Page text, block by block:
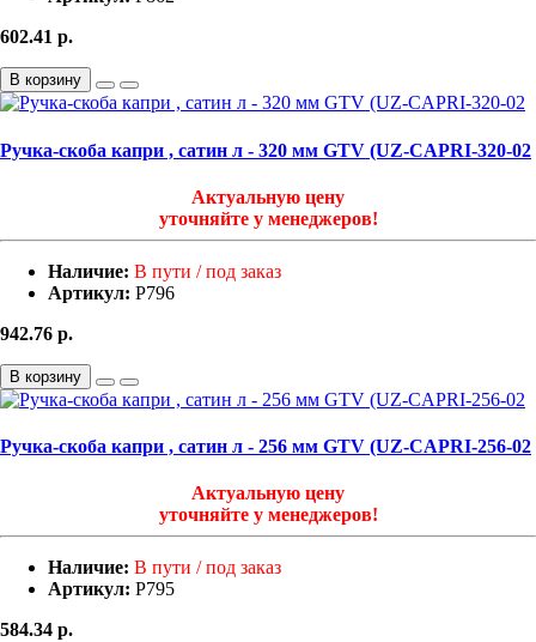
602.41 р.
В корзину
Ручка-скоба капри , сатин л - 320 мм GTV (UZ-CAPRI-320-02
Актуальную цену
уточняйте у менеджеров!
Наличие: В пути / под заказ
Артикул: Р796
942.76 р.
В корзину
Ручка-скоба капри , сатин л - 256 мм GTV (UZ-CAPRI-256-02
Актуальную цену
уточняйте у менеджеров!
Наличие: В пути / под заказ
Артикул: Р795
584.34 р.